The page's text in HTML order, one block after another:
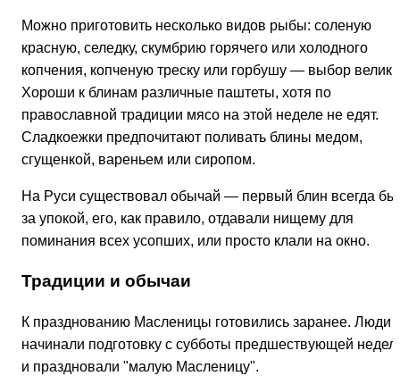
Можно приготовить несколько видов рыбы: соленую
красную, селедку, скумбрию горячего или холодного
копчения, копченую треску или горбушу — выбор велик.
Хороши к блинам различные паштеты, хотя по
православной традиции мясо на этой неделе не едят.
Сладкоежки предпочитают поливать блины медом,
сгущенкой, вареньем или сиропом.
На Руси существовал обычай — первый блин всегда
за упокой, его, как правило, отдавали нищему для
поминания всех усопших, или просто клали на окно.
Традиции и обычаи
К празднованию Масленицы готовились заранее. Люди
начинали подготовку с субботы предшествующей
и праздновали "малую Масленицу".